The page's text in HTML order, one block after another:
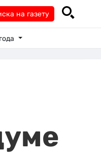
на газету